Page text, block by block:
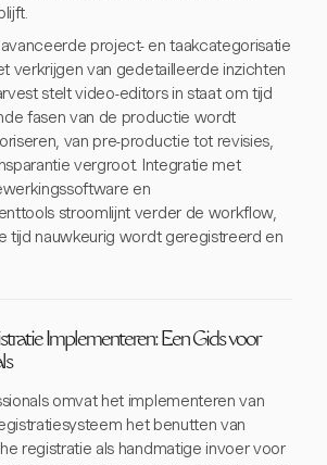
project- en taakcategorisatie
verkrijgen van gedetailleerde inzichten
stelt video-editors in staat om tijd
fasen van de productie wordt
van pre-productie tot revisies,
vergroot. Integratie met
en
stroomlijnt verder de workflow,
tijd nauwkeurig wordt geregistreerd en
Implementeren: Een Gids voor
omvat het implementeren van
het benutten van
registratie als handmatige invoer voor